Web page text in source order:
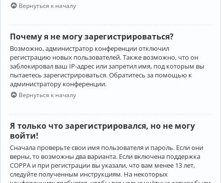
Вернуться к началу
Почему я не могу зарегистрироваться?
Возможно, администратор конференции отключил
регистрацию новых пользователей. Также возможно, что он
заблокировал ваш IP-адрес или запретил имя, под которым вы
пытаетесь зарегистрироваться. Обратитесь за помощью к
администратору конференции.
Вернуться к началу
Я только что зарегистрировался, но не могу
войти!
Сначала проверьте свои имя пользователя и пароль. Если они
верны, то возможны два варианта. Если включена поддержка
COPPA и при регистрации вы указали, что вам менее 13 лет,
следуйте полученным инструкциям. На некоторых